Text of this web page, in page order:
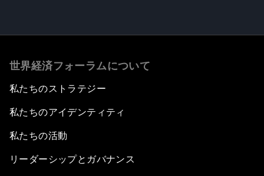
世界経済フォーラムについて
私たちのストラテジー
私たちのアイデンティティ
私たちの活動
リーダーシップとガバナンス